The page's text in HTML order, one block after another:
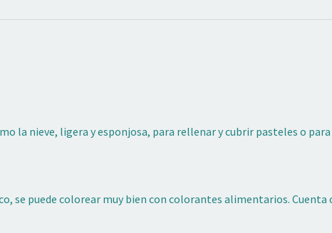
la nieve, ligera y esponjosa, para rellenar y cubrir pasteles o para
se puede colorear muy bien con colorantes alimentarios.